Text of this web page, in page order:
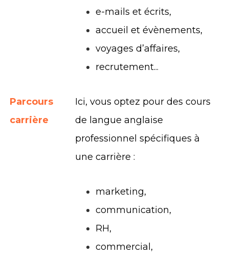
e-mails et écrits,
accueil et évènements,
voyages d’affaires,
recrutement...
Parcours
carrière
Ici, vous optez pour des cours
de langue anglaise
professionnel spécifiques à
une carrière :
marketing,
communication,
RH,
commercial,